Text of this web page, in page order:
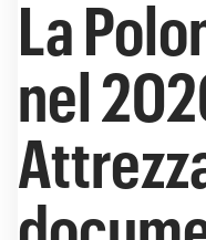
La
nel